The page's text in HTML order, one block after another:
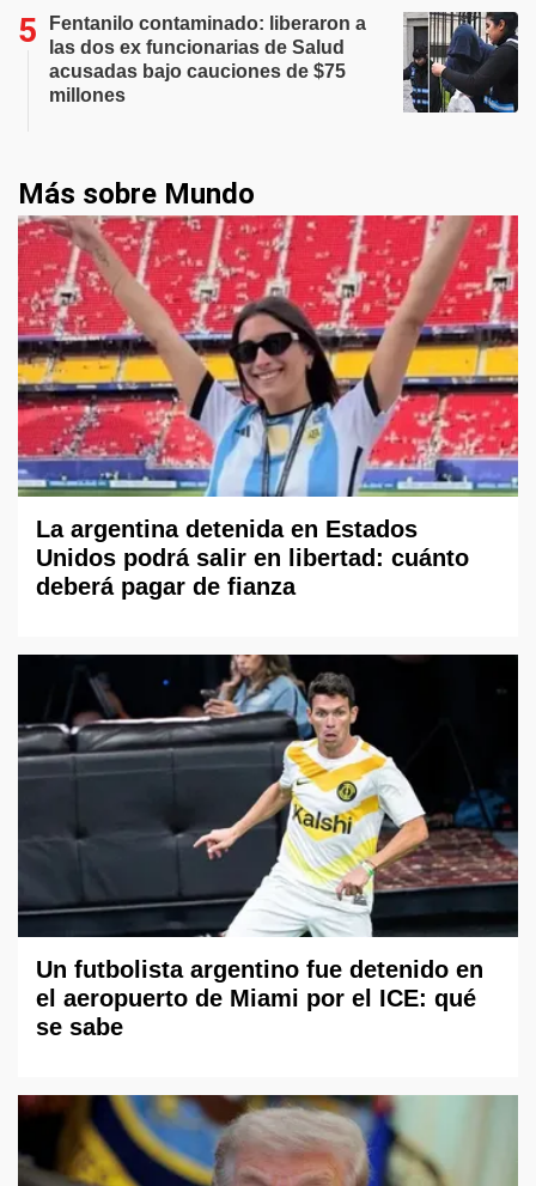
Fentanilo contaminado: liberaron a
las dos ex funcionarias de Salud
acusadas bajo cauciones de $75
millones
Más sobre Mundo
La argentina detenida en Estados
Unidos podrá salir en libertad: cuánto
deberá pagar de fianza
Un futbolista argentino fue detenido en
el aeropuerto de Miami por el ICE: qué
se sabe